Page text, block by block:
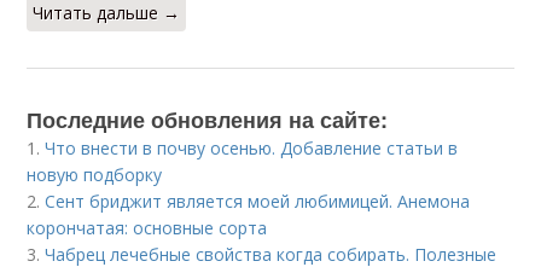
Читать дальше →
Последние обновления на сайте:
1.Что внести в почву осенью. Добавление статьи в
новую подборку
2.Сент бриджит является моей любимицей. Анемона
корончатая: основные сорта
3.Чабрец лечебные свойства когда собирать. Полезные